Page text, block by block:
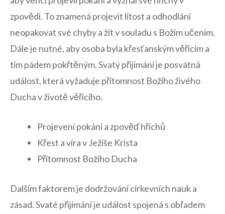
zpovědi. To znamená projevit lítost a‍ odhodlání
neopakovat své chyby a žít v souladu s ⁤Božím učením.
Dále ⁣je nutné, aby⁤ osoba byla ⁣křesťanským věřícím a⁣
tím pádem pokřtěným. Svatý přijímání je posvátná
událost, která ⁤vyžaduje přítomnost‌ Božího ⁣živého
Ducha v ⁤životě věřícího.
Projevení pokání a zpověď hříchů
Křest a víra v Ježíše Krista
Přítomnost Božího Ducha
Dalším faktorem je‍ dodržování církevních nauk a
zásad. Svaté přijímání‌ je událost spojená⁢ s obřadem